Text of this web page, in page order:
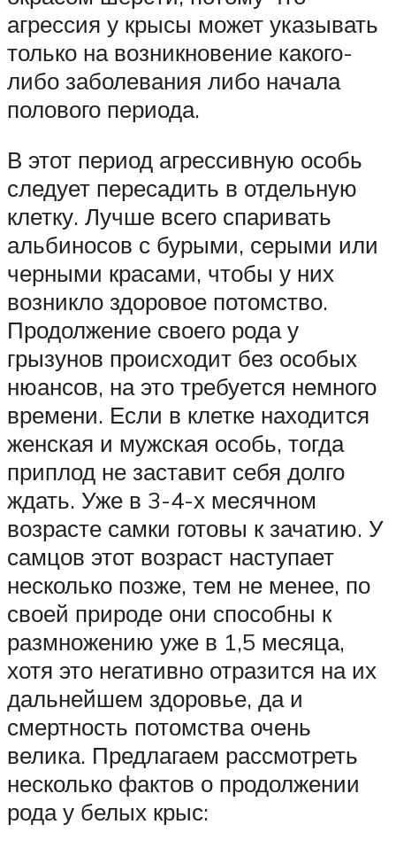
агрессия у крысы может указывать
только на возникновение какого-
либо заболевания либо начала
полового периода.
В этот период агрессивную особь
следует пересадить в отдельную
клетку. Лучше всего спаривать
альбиносов с бурыми, серыми или
черными красами, чтобы у них
возникло здоровое потомство.
Продолжение своего рода у
грызунов происходит без особых
нюансов, на это требуется немного
времени. Если в клетке находится
женская и мужская особь, тогда
приплод не заставит себя долго
ждать. Уже в 3-4-х месячном
возрасте самки готовы к зачатию. У
самцов этот возраст наступает
несколько позже, тем не менее, по
своей природе они способны к
размножению уже в 1,5 месяца,
хотя это негативно отразится на их
дальнейшем здоровье, да и
смертность потомства очень
велика. Предлагаем рассмотреть
несколько фактов о продолжении
рода у белых крыс: